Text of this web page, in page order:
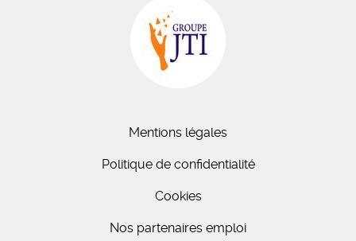
Mentions légales
Politique de confidentialité
Cookies
Nos partenaires emploi